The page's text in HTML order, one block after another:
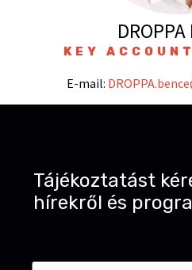
KEY
E-mail:
Tájékoztatást
hírekről és
Név *